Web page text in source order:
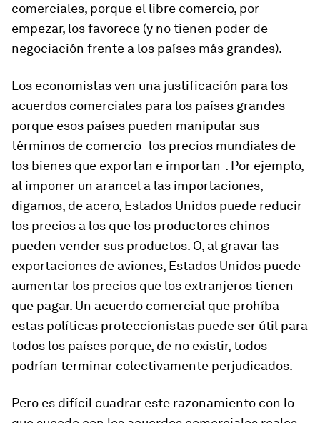
comerciales, porque el libre comercio, por
empezar, los favorece (y no tienen poder de
negociación frente a los países más grandes).
Los economistas ven una justificación para los
acuerdos comerciales para los países grandes
porque esos países pueden manipular sus
términos de comercio -los precios mundiales de
los bienes que exportan e importan-. Por ejemplo,
al imponer un arancel a las importaciones,
digamos, de acero, Estados Unidos puede reducir
los precios a los que los productores chinos
pueden vender sus productos. O, al gravar las
exportaciones de aviones, Estados Unidos puede
aumentar los precios que los extranjeros tienen
que pagar. Un acuerdo comercial que prohíba
estas políticas proteccionistas puede ser útil para
todos los países porque, de no existir, todos
podrían terminar colectivamente perjudicados.
Pero es difícil cuadrar este razonamiento con lo